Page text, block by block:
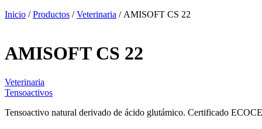
Inicio /Productos /Veterinaria / AMISOFT CS 22
AMISOFT CS 22
Veterinaria
Tensoactivos
Tensoactivo natural derivado de ácido glutámico. Certificado